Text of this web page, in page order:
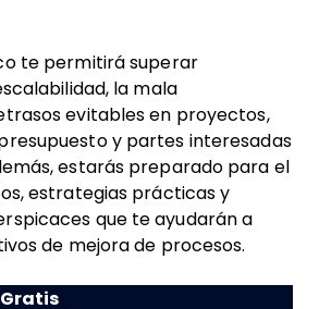
te permitirá superar
la mala
evitables en proyectos,
y partes interesadas
estarás preparado para el
estrategias prácticas y
que te ayudarán a
de mejora de procesos.